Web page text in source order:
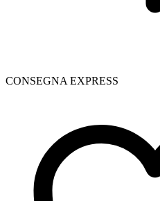
CONSEGNA EXPRESS